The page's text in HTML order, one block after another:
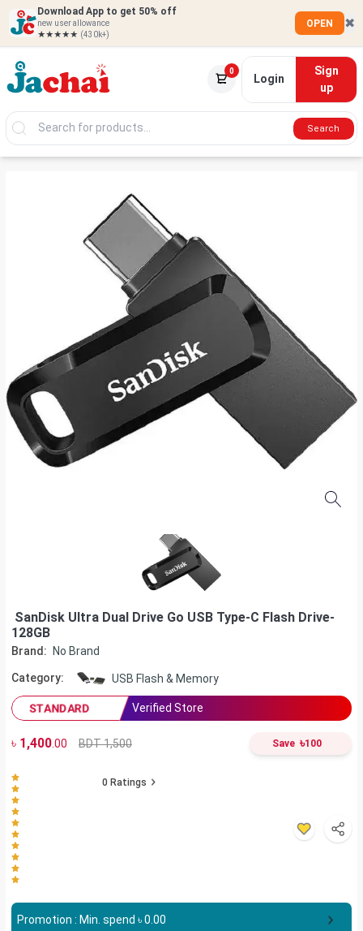
Download App to get 50% off
new user allowance
★★★★★ (430k+)
OPEN ✖
0
Login
Sign
up
Search
128GB
Brand: No Brand
Category: USB Flash & Memory
STANDARD Verified Store
৳ 1,400.00 BDT 1,500 Save ৳100
0 Ratings
Promotion : Min. spend ৳0.00